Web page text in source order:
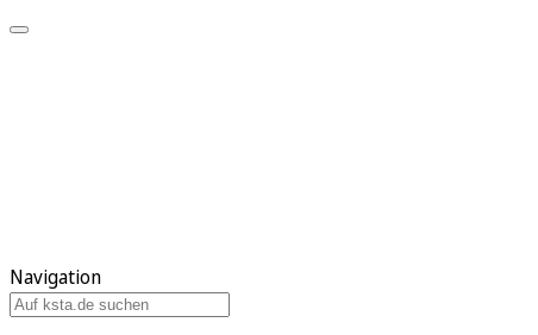
Navigation